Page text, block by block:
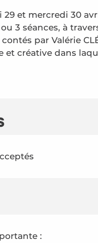
et mercredi 30
ou 3 séances, à
par Valérie
et créative dans
: